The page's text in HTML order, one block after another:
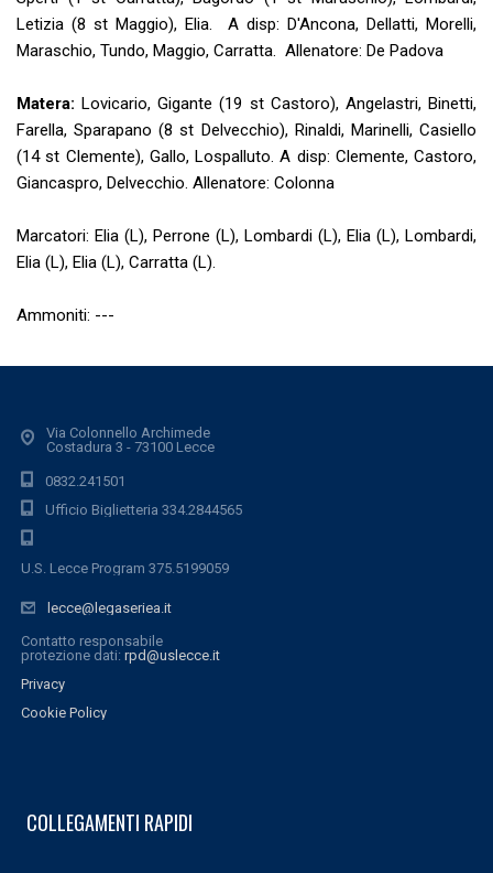
Letizia (8 st Maggio), Elia. A disp: D'Ancona, Dellatti, Morelli,
Maraschio, Tundo, Maggio, Carratta. Allenatore: De Padova
Matera:Lovicario, Gigante (19 st Castoro), Angelastri, Binetti,
Farella, Sparapano (8 st Delvecchio), Rinaldi, Marinelli, Casiello
(14 st Clemente), Gallo, Lospalluto. A disp: Clemente, Castoro,
Giancaspro, Delvecchio. Allenatore: Colonna
Marcatori: Elia (L), Perrone (L), Lombardi (L), Elia (L), Lombardi,
Elia (L), Elia (L), Carratta (L).
Ammoniti: ---
Via Colonnello Archimede
Costadura 3 - 73100 Lecce
0832.241501
Ufficio Biglietteria 334.2844565
U.S. Lecce Program 375.5199059
lecce@legaseriea.it
Contatto responsabile
protezione dati: rpd@uslecce.it
Privacy
Cookie Policy
COLLEGAMENTI RAPIDI